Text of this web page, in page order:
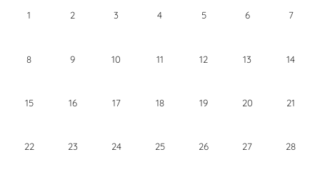
1 2 3 4 5 6 7
8 9 10 11 12 13 14
15 16 17 18 19 20 21
22 23 24 25 26 27 28